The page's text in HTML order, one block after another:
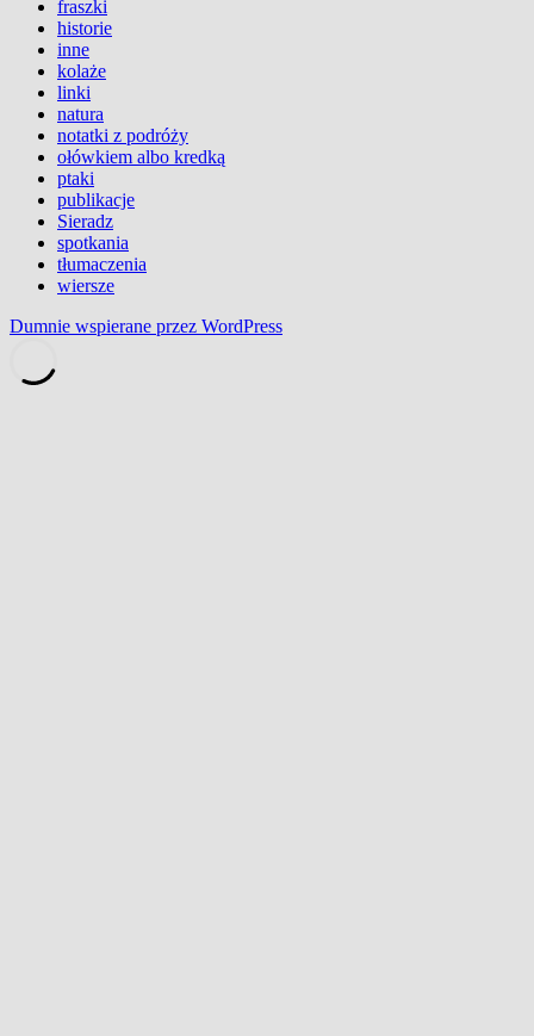
fraszki
historie
inne
kolaże
linki
natura
notatki z podróży
ołówkiem albo kredką
ptaki
publikacje
Sieradz
spotkania
tłumaczenia
wiersze
Dumnie wspierane przez WordPress